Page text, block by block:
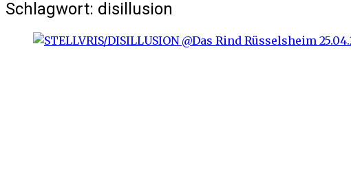
Schlagwort: disillusion